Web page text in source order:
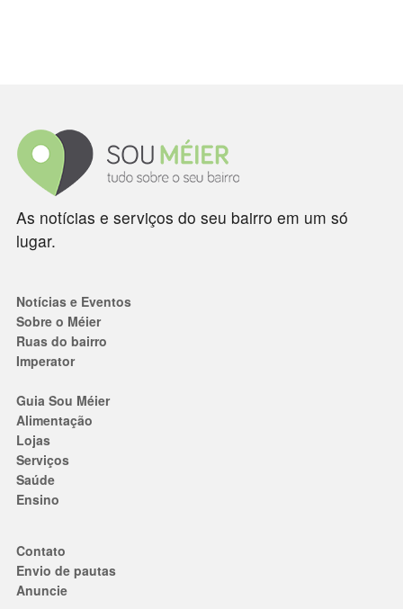
As notícias e serviços do seu bairro em um só
lugar.
Notícias e Eventos
Sobre o Méier
Ruas do bairro
Imperator
Guia Sou Méier
Alimentação
Lojas
Serviços
Saúde
Ensino
Contato
Envio de pautas
Anuncie